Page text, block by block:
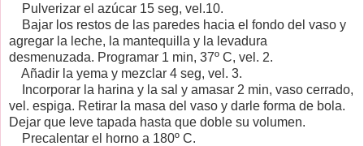
Pulverizar el azúcar 15 seg, vel.10.
Bajar los restos de las paredes hacia el fondo del vaso y
agregar la leche, la mantequilla y la levadura
desmenuzada. Programar 1 min, 37º C, vel. 2.
Añadir la yema y mezclar 4 seg, vel. 3.
Incorporar la harina y la sal y amasar 2 min, vaso cerrado,
vel. espiga. Retirar la masa del vaso y darle forma de bola.
Dejar que leve tapada hasta que doble su volumen.
Precalentar el horno a 180º C.